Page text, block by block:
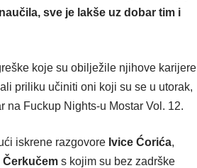
sve je lakše uz dobar tim i
koje su obilježile njihove karijere
priliku učiniti oni koji su se u utorak,
na Fuckup Nights-u Mostar Vol. 12.
iskrene razgovore Ivice Ćorića,
Čerkučem s kojim su bez zadrške